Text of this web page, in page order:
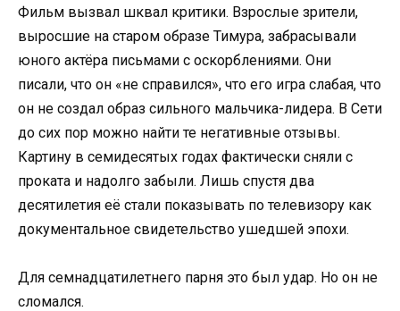
Фильм вызвал шквал критики. Взрослые зрители,
выросшие на старом образе Тимура, забрасывали
юного актёра письмами с оскорблениями. Они
писали, что он «не справился», что его игра слабая, что
он не создал образ сильного мальчика-лидера. В Сети
до сих пор можно найти те негативные отзывы.
Картину в семидесятых годах фактически сняли с
проката и надолго забыли. Лишь спустя два
десятилетия её стали показывать по телевизору как
документальное свидетельство ушедшей эпохи.
Для семнадцатилетнего парня это был удар. Но он не
сломался.